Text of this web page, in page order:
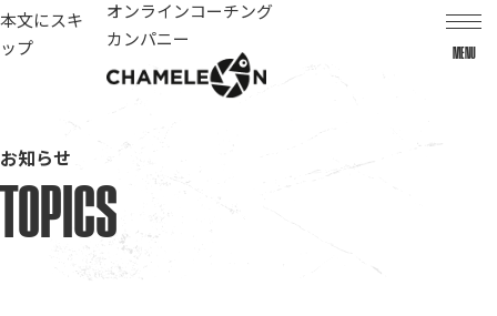
本文にスキ
ップ
オンラインコーチング
カンパニー
MENU
お知らせ
TOPICS